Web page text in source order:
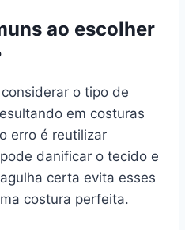
ao escolher
o tipo de
em costuras
erro é reutilizar
danificar o tecido e
certa evita esses
costura perfeita.